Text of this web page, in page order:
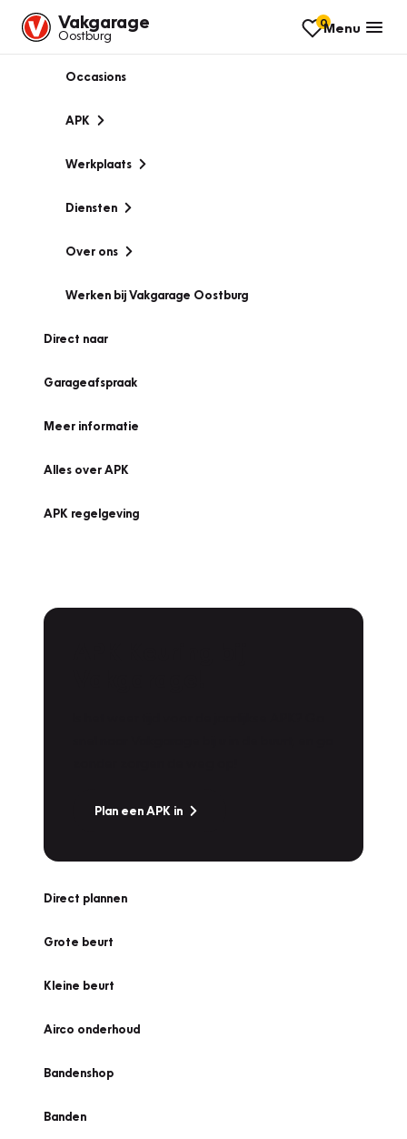
Vakgarage
Oostburg
0Menu
Occasions
APK
Werkplaats
Diensten
Over ons
Werken bij Vakgarage Oostburg
Direct naar
Garageafspraak
Meer informatie
Alles over APK
APK regelgeving
Plan een APK in
Direct plannen
Grote beurt
Kleine beurt
Airco onderhoud
Bandenshop
Banden